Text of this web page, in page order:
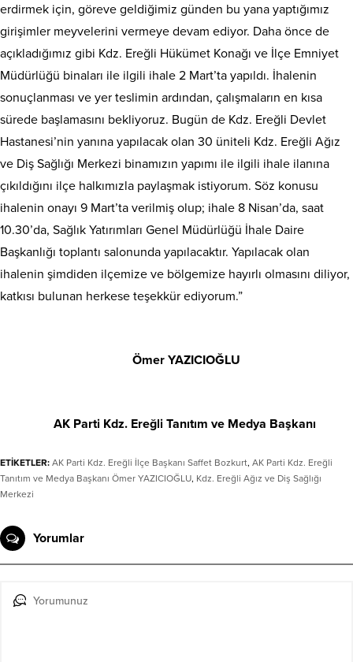
erdirmek için, göreve geldiğimiz günden bu yana yaptığımız
girişimler meyvelerini vermeye devam ediyor. Daha önce de
açıkladığımız gibi Kdz. Ereğli Hükümet Konağı ve İlçe Emniyet
Müdürlüğü binaları ile ilgili ihale 2 Mart’ta yapıldı. İhalenin
sonuçlanması ve yer teslimin ardından, çalışmaların en kısa
sürede başlamasını bekliyoruz. Bugün de Kdz. Ereğli Devlet
Hastanesi’nin yanına yapılacak olan 30 üniteli Kdz. Ereğli Ağız
ve Diş Sağlığı Merkezi binamızın yapımı ile ilgili ihale ilanına
çıkıldığını ilçe halkımızla paylaşmak istiyorum. Söz konusu
ihalenin onayı 9 Mart’ta verilmiş olup; ihale 8 Nisan’da, saat
10.30’da, Sağlık Yatırımları Genel Müdürlüğü İhale Daire
Başkanlığı toplantı salonunda yapılacaktır. Yapılacak olan
ihalenin şimdiden ilçemize ve bölgemize hayırlı olmasını diliyor,
katkısı bulunan herkese teşekkür ediyorum.”
Ömer YAZICIOĞLU
AK Parti Kdz. Ereğli Tanıtım ve Medya Başkanı
ETİKETLER: AK Parti Kdz. Ereğli İlçe Başkanı Saffet Bozkurt, AK Parti Kdz. Ereğli
Tanıtım ve Medya Başkanı Ömer YAZICIOĞLU, Kdz. Ereğli Ağız ve Diş Sağlığı
Merkezi
Yorumlar